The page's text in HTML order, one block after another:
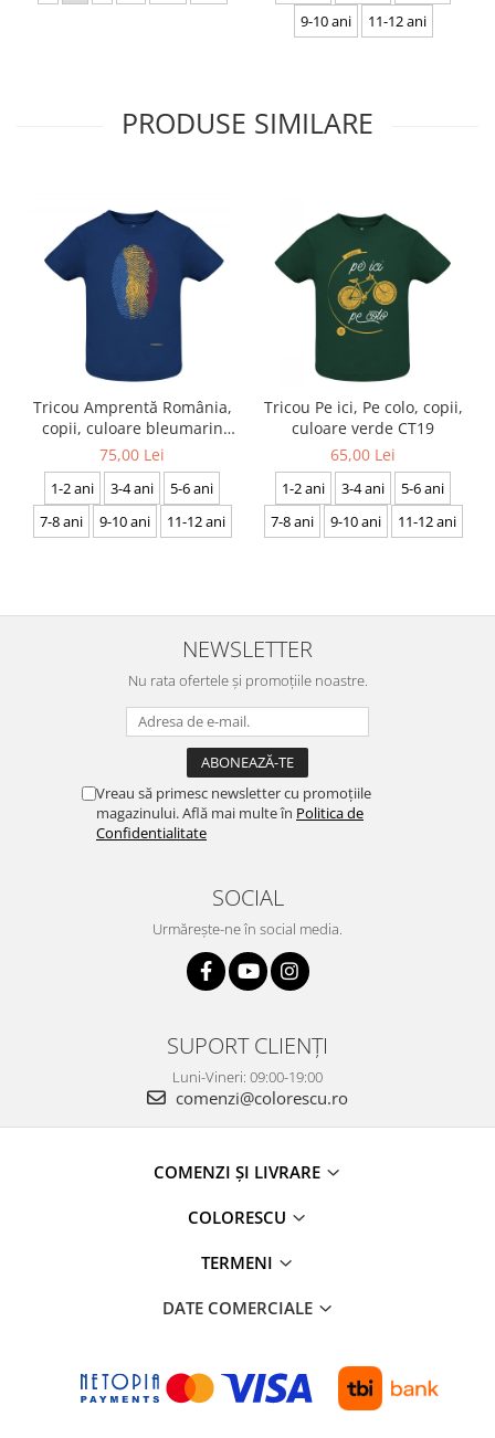
9-10 ani
11-12 ani
PRODUSE SIMILARE
Tricou Amprentă România,
copii, culoare bleumarin
CRP27
75,00 Lei
1-2 ani 3-4 ani
5-6 ani
7-8 ani
9-10 ani 11-12 ani
Tricou Pe ici, Pe colo, copii,
culoare verde CT19
65,00 Lei
1-2 ani 3-4 ani
5-6 ani
7-8 ani
9-10 ani 11-12 ani
NEWSLETTER
Nu rata ofertele și promoțiile noastre.
Vreau să primesc newsletter cu promoțiile
magazinului. Află mai multe în Politica de
Confidentialitate
SOCIAL
Urmărește-ne în social media.
SUPORT CLIENȚI
Luni-Vineri: 09:00-19:00
comenzi@colorescu.ro
COMENZI ȘI LIVRARE
COLORESCU
TERMENI
DATE COMERCIALE